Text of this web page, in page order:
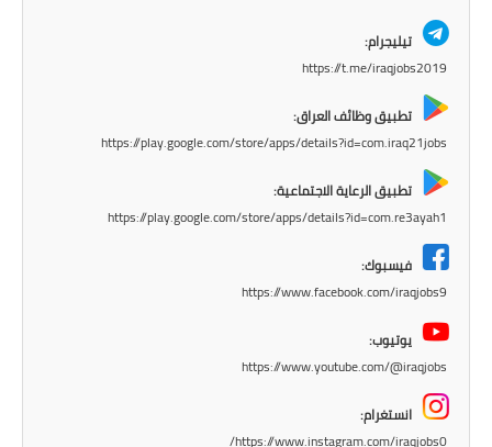
دروس
تيليجرام:
https://t.me/iraqjobs2019
تطبيق وظائف العراق:
https://play.google.com/store/apps/details?id=com.iraq21jobs
تطبيق الرعاية الاجتماعية:
https://play.google.com/store/apps/details?id=com.re3ayah1
فيسبوك:
https://www.facebook.com/iraqjobs9
يوتيوب:
https://www.youtube.com/@iraqjobs
انستغرام:
https://www.instagram.com/iraqjobs0/